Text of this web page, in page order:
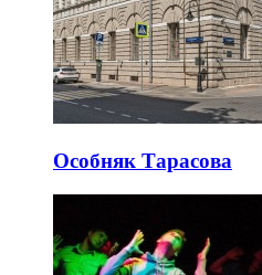
Особняк Тарасова